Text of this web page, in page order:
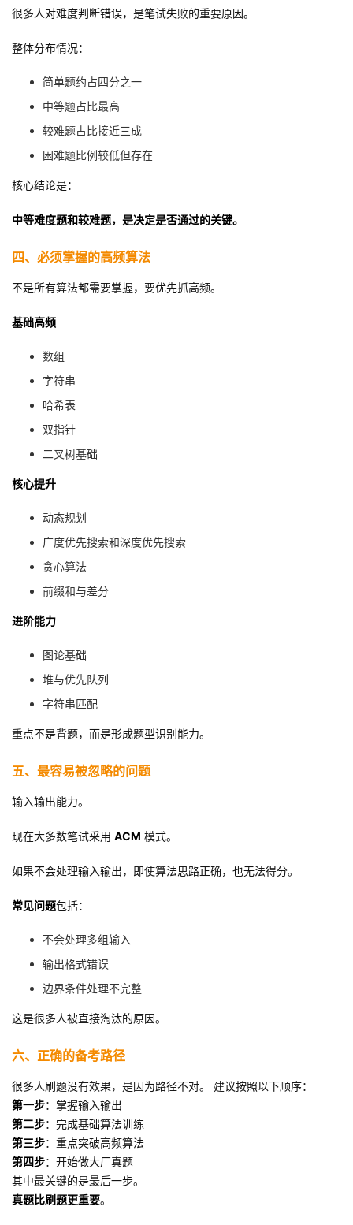
很多人对难度判断错误，是笔试失败的重要原因。
整体分布情况：
简单题约占四分之一
中等题占比最高
较难题占比接近三成
困难题比例较低但存在
核心结论是：
中等难度题和较难题，是决定是否通过的关键。
四、必须掌握的高频算法
不是所有算法都需要掌握，要优先抓高频。
基础高频
数组
字符串
哈希表
双指针
二叉树基础
核心提升
动态规划
广度优先搜索和深度优先搜索
贪心算法
前缀和与差分
进阶能力
图论基础
堆与优先队列
字符串匹配
重点不是背题，而是形成题型识别能力。
五、最容易被忽略的问题
输入输出能力。
现在大多数笔试采用 ACM 模式。
如果不会处理输入输出，即使算法思路正确，也无法得分。
常见问题包括：
不会处理多组输入
输出格式错误
边界条件处理不完整
这是很多人被直接淘汰的原因。
六、正确的备考路径
很多人刷题没有效果，是因为路径不对。 建议按照以下顺序：
第一步：掌握输入输出
第二步：完成基础算法训练
第三步：重点突破高频算法
第四步：开始做大厂真题
其中最关键的是最后一步。
真题比刷题更重要。